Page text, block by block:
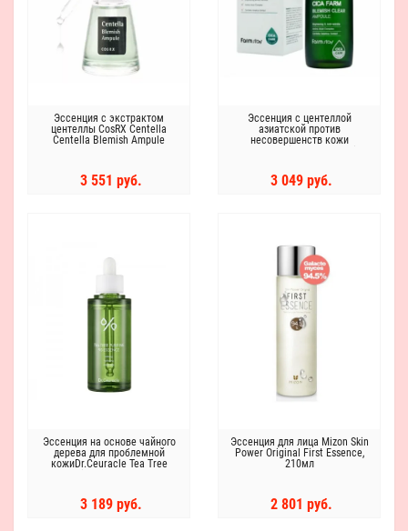
Эссенция с экстрактом
центеллы CosRX Centella
Centella Blemish Ampule
3 551 руб.
Эссенция с центеллой
азиатской против
несовершенств кожи
3 049 руб.
Эссенция на основе чайного
дерева для проблемной
кожиDr.Ceuracle Tea Tree
3 189 руб.
Эссенция для лица Mizon Skin
Power Original First Essence,
210мл
2 801 руб.